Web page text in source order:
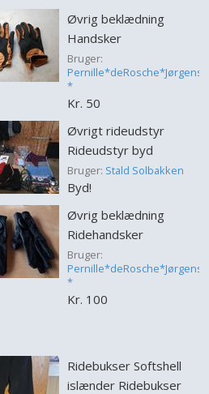
Øvrig beklædning
Handsker
Bruger:
Pernille*deRosche*Jørgensen
*
Kr. 50
Øvrigt rideudstyr
Rideudstyr byd
Bruger: Stald Solbakken
Byd!
Øvrig beklædning
Ridehandsker
Bruger:
Pernille*deRosche*Jørgensen
*
Kr. 100
Ridebukser Softshell
islænder Ridebukser